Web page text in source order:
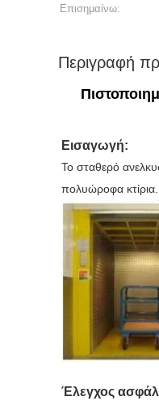
Επισημαίνω:
Περιγραφή
Εισαγωγή:
Το σταθερό
πολυώροφα
Έλεγχος